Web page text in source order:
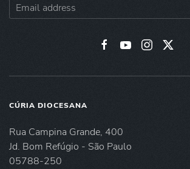
CÚRIA DIOCESANA
Rua Campina Grande, 400
Jd. Bom Refúgio - São Paulo
05788-250